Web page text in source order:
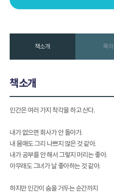
책소개 목차
책소개
인간은 여러 가지 착각을 하고 산다.
내가 없으면 회사가 안 돌아가.
내 몸매도 그리 나쁘지 않은 것 같아.
내가 공부를 안 해서 그렇지 머리는 좋아.
아무래도 그녀가 날 좋아하는 것 같아.
하지만 인간이 숨을 거두는 순간까지